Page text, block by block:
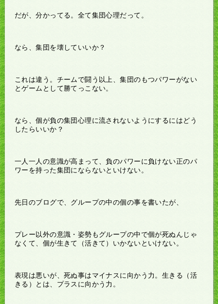
だが、分かってる。全て集団心理だって。
なら、集団を壊していいか？
これは違う。チームで闘う以上、集団のもつパワーがない
とゲームとして勝てっこない。
なら、個が負の集団心理に流されないようにするにはどう
したらいいか？
一人一人の意識が高まって、負のパワーに負けない正のパ
ワーを持った集団にならないといけない。
先日のブログで、グループの中の個の事を書いたが、
プレー以外の意識・姿勢もグループの中で個が死ぬんじゃ
なくて、個が生きて（活きて）いかないといけない。
表現は悪いが、死ぬ事はマイナスに向かう力。生きる（活
きる）とは、プラスに向かう力。